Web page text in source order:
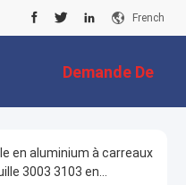
French
Demande De
Soumission
3003 3103 en